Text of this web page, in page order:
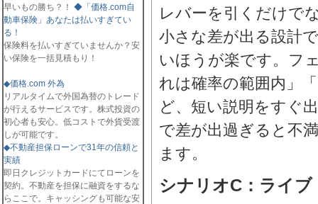
レバーを引くだけで
小さな差が出る設計
いほうが楽です。フ
れは確率の範囲内」
ど、短い説明をすぐ
で差が出過ぎると不
ます。
シナリオC：ライ
早いもの勝ち？！ ◆「価格.com自
動車保険」あなたは払いすぎてい
る！
保険料を払いすぎていませんか？安
い保険を一括見積もり！
◆価格.com 外為
リアルタイムで外国為替のトレード
が行えるサービスです。株式投資の
初心者も安心。低コストで外貨受渡
しが可能です。
◆不動産担保ローンで31年の信頼と
実績
即日クレジットカードにてローンを
契約。不動産を担保に融資をするな
らここで。キャッシングも可能な安